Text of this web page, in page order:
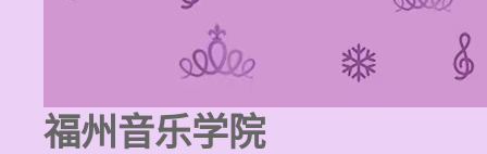
福州音乐学院